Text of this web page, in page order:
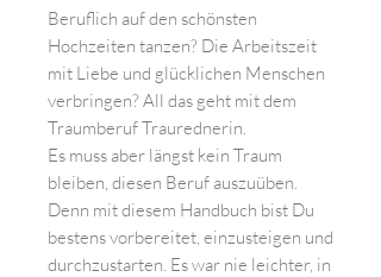
Beruflich auf den schönsten
Hochzeiten tanzen? Die Arbeitszeit
mit Liebe und glücklichen Menschen
verbringen? All das geht mit dem
Traumberuf Traurednerin.
Es muss aber längst kein Traum
bleiben, diesen Beruf auszuüben.
Denn mit diesem Handbuch bist Du
bestens vorbereitet, einzusteigen und
durchzustarten. Es war nie leichter, in